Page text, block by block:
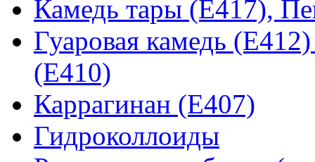
Камедь тары (Е417),
Гуаровая камедь
(Е410)
Каррагинан (Е407)
Гидроколлоиды